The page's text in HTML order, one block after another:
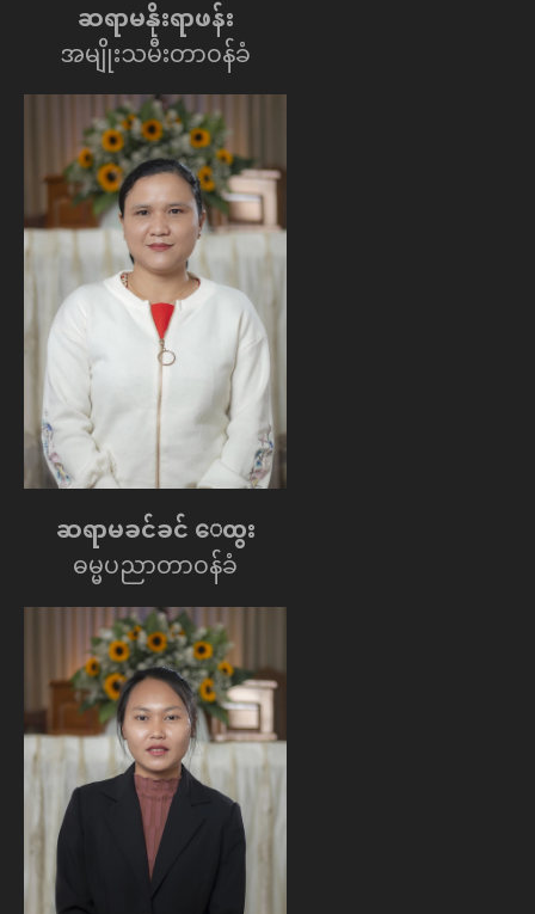
ဆရာမနိုးရာဖန်း
အမျိုးသမီးတာဝန်ခံ
ဆရာမခင်ခင် ေထွး
ဓမ္မပညာတာဝန်ခံ